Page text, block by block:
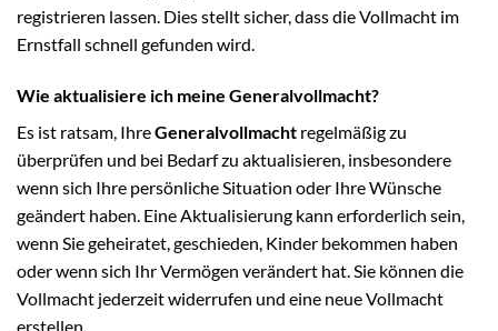
registrieren lassen. Dies stellt sicher, dass die Vollmacht im
Ernstfall schnell gefunden wird.
Wie aktualisiere ich meine Generalvollmacht?
Es ist ratsam, IhreGeneralvollmacht regelmäßig zu
überprüfen und bei Bedarf zu aktualisieren, insbesondere
wenn sich Ihre persönliche Situation oder Ihre Wünsche
geändert haben. Eine Aktualisierung kann erforderlich sein,
wenn Sie geheiratet, geschieden, Kinder bekommen haben
oder wenn sich Ihr Vermögen verändert hat. Sie können die
Vollmacht jederzeit widerrufen und eine neue Vollmacht
erstellen.